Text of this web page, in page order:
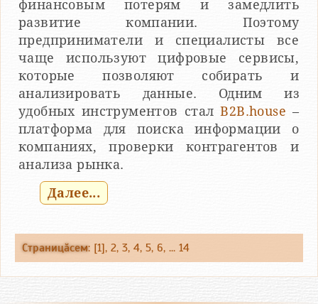
финансовым потерям и замедлить
развитие компании. Поэтому
предприниматели и специалисты все
чаще используют цифровые сервисы,
которые позволяют собирать и
анализировать данные. Одним из
удобных инструментов сталB2B.house –
платформа для поиска информации о
компаниях, проверки контрагентов и
анализа рынка.
Далее...
Страницăсем: [1], 2, 3, 4, 5, 6, ... 14